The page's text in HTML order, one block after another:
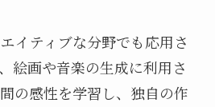
イティブな分野でも応用さ
絵画や音楽の生成に利用さ
の感性を学習し、独自の作